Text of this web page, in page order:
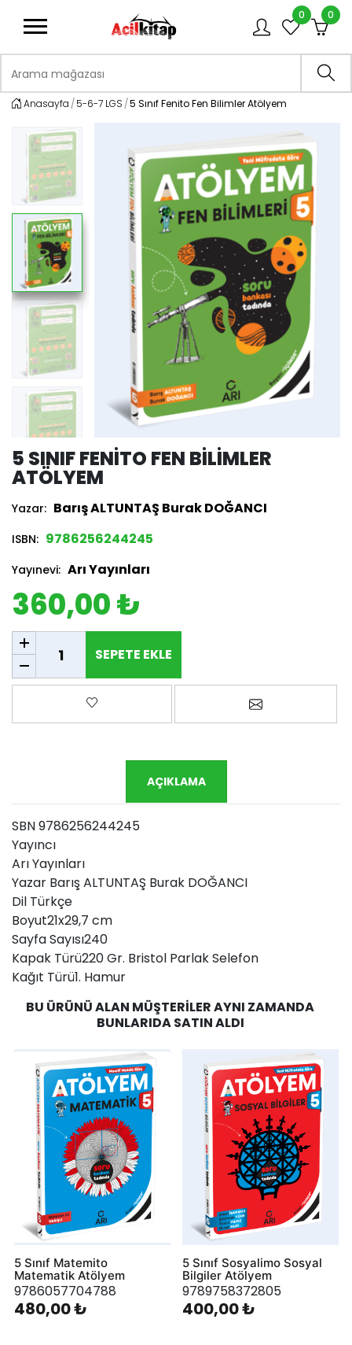
0 0
Anasayfa 5-6-7 LGS 5 Sınıf Fenito Fen Bilimler Atölyem
5 SINIF FENITO FEN BILIMLER
ATÖLYEM
Yazar: Barış ALTUNTAŞ Burak DOĞANCI
ISBN: 9786256244245
Yayınevi: Arı Yayınları
360,00 ₺
SEPETE EKLE
SEPETE EKLE
Favorilere ekle Arkadaşına
AÇIKLAMA
SBN 9786256244245
Yayıncı
Arı Yayınları
Yazar Barış ALTUNTAŞ Burak DOĞANCI
Dil Türkçe
Boyut21x29,7 cm
Sayfa Sayısı240
Kapak Türü220 Gr. Bristol Parlak Selefon
Kağıt Türü1. Hamur
BU ÜRÜNÜ ALAN MÜŞTERILER AYNI ZAMANDA
BUNLARIDA SATIN ALDI
5 Sınıf Matemito
Matematik Atölyem
9786057704788
480,00 ₺
5 Sınıf Sosyalimo Sosyal
Bilgiler Atölyem
9789758372805
400,00 ₺